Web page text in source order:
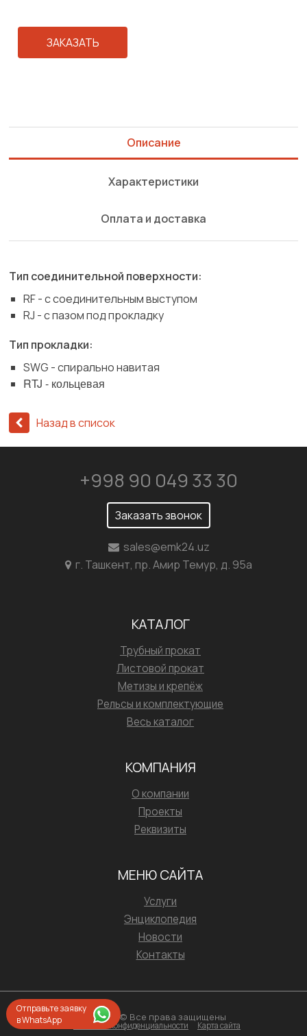
Отправьте заявку
в WhatsApp
ЗАКАЗАТЬ
Описание
Характеристики
Оплата и доставка
Тип соединительной поверхности:
RF - с соединительным выступом
RJ - с пазом под прокладку
Тип прокладки:
SWG - спирально навитая
RTJ - кольцевая
Назад в список
+998 90 049 33 30
Заказать звонок
sales@emk24.uz
г. Ташкент, пр. Амир Темур, д. 95а
КАТАЛОГ
Трубный прокат
Листовой прокат
Метизы и крепёж
Рельсы и комплектующие
Весь каталог
КОМПАНИЯ
О компании
Проекты
Реквизиты
МЕНЮ САЙТА
Услуги
Энциклопедия
Новости
Контакты
2026 © Все права защищены
Политика конфиденциальности Карта сайта